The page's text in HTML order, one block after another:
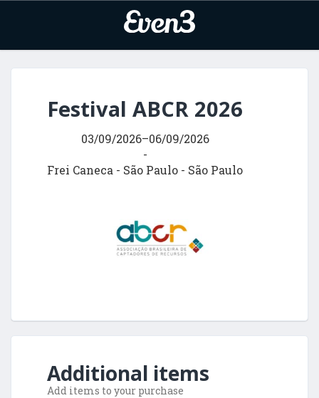
Festival ABCR 2026
03/09/2026–06/09/2026
-
Frei Caneca - São Paulo - São Paulo
Additional items
Add items to your purchase